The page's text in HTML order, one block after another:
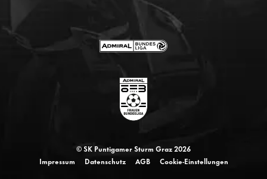
© SK Puntigamer Sturm Graz 2026
Impressum
Datenschutz AGB Cookie-Einstellungen